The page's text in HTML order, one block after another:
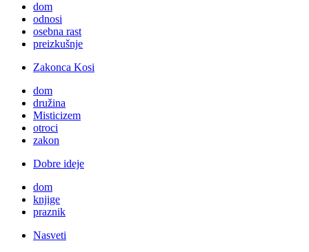
dom
odnosi
osebna rast
preizkušnje
Zakonca Kosi
dom
družina
Misticizem
otroci
zakon
Dobre ideje
dom
knjige
praznik
Nasveti